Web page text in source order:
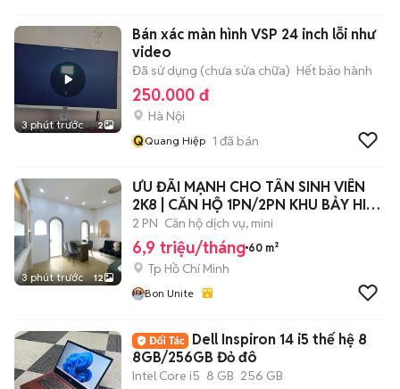
3 phút trước 2
Bán xác màn hình VSP 24 inch lỗi như
video
Đã sử dụng (chưa sửa chữa) Hết bảo hành
250.000 đ
Hà Nội
QQuang Hiệp 1 đã bán
3 phút trước 12
ƯU ĐÃI MẠNH CHO TÂN SINH VIÊN
2K8 | CĂN HỘ 1PN/2PN KHU BẢY HIỀN
- K300
2 PN Căn hộ dịch vụ, mini
6,9 triệu/tháng 60 m²
Tp Hồ Chí Minh
Bon Unite
Dell Inspiron 14 i5 thế hệ 8
8GB/256GB Đỏ đô
Intel Core i5 8 GB 256 GB